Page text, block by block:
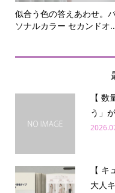
似合う色の答えあわせ。
ソナルカラー セカンドオ
【
う」
【
大人